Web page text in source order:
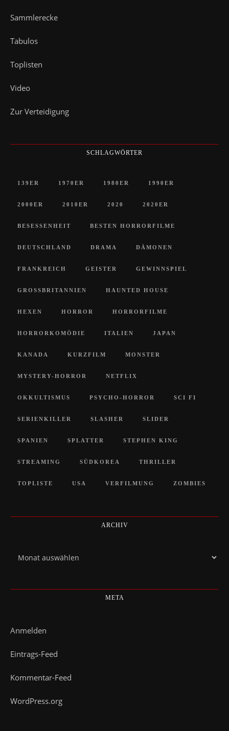
Sammlerecke
Tabulos
Toplisten
Video
Zur Verteidigung
SCHLAGWÖRTER
139ER 1970ER 1980ER 1990ER
2000ER 2010ER 2020 2020ER
BESESSENHEIT BESTEN HORRORFILME
DEUTSCHLAND DRAMA DÄMONEN
FRANKREICH GEISTER GEWINNSPIEL
GROSSBRITANNIEN HAUNTED HOUSE
HEXEN HORROR HORRORFILME
HORRORKOMÖDIE ITALIEN JAPAN
KANADA KURZFILM MONSTER
MYSTERY-HORROR NETFLIX
OKKULTISMUS PSYCHO-HORROR SCI FI
SERIENKILLER SLASHER SLIDER
SPANIEN SPLATTER STEPHEN KING
STREAMING SÜDKOREA THRILLER
TOPLISTE USA VERFILMUNG ZOMBIES
ARCHIV
META
Anmelden
Eintrags-Feed
Kommentar-Feed
WordPress.org